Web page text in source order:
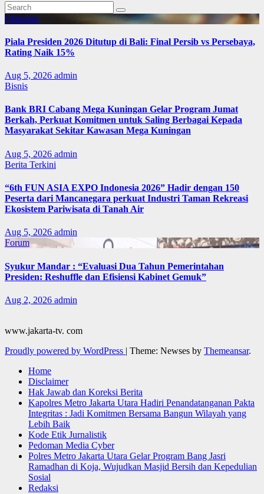
Olahraga
Piala Presiden 2026 Ditutup di Bali: Final Persib vs Persebaya,
Rating Naik 15%
Aug 5, 2026 admin
Bisnis
Bank BRI Cabang Mega Kuningan Gelar Program Jumat
Berkah, Perkuat Komitmen untuk Saling Berbagai Kepada
Masyarakat Sekitar Kawasan Mega Kuningan
Aug 5, 2026 admin
Berita Terkini
“6th FUN ASIA EXPO Indonesia 2026” Hadir dengan 150
Peserta dari Mancanegara perkuat Industri Taman Rekreasi
Ekosistem Pariwisata di Tanah Air
Aug 5, 2026 admin
Forum
Syukur Mandar : “Evaluasi Dua Tahun Pemerintahan
Presiden: Reshuffle dan Efisiensi Kabinet Gemuk”
Aug 2, 2026 admin
www.jakarta-tv. com
Proudly powered by WordPress | Theme: Newses by Themeansar.
Home
Disclaimer
Hak Jawab dan Koreksi Berita
Kapolres Metro Jakarta Utara Hadiri Penandatanganan Pakta
Integritas : Jadi Komitmen Bersama Bangun Wilayah yang
Lebih Baik
Kode Etik Jurnalistik
Pedoman Media Cyber
Polres Metro Jakarta Utara Gelar Program Bang Jasri
Ramadhan di Koja, Wujudkan Masjid Bersih dan Kepedulian
Sosial
Redaksi